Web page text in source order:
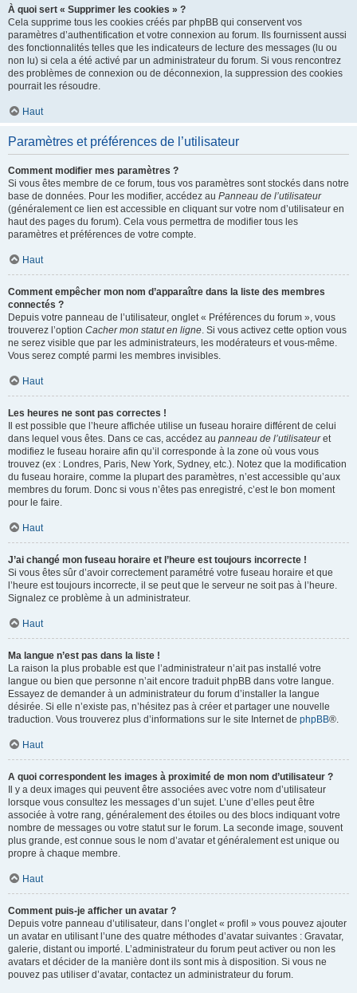
À quoi sert « Supprimer les cookies » ?
Cela supprime tous les cookies créés par phpBB qui conservent vos
paramètres d’authentification et votre connexion au forum. Ils fournissent aussi
des fonctionnalités telles que les indicateurs de lecture des messages (lu ou
non lu) si cela a été activé par un administrateur du forum. Si vous rencontrez
des problèmes de connexion ou de déconnexion, la suppression des cookies
pourrait les résoudre.
Haut
Paramètres et préférences de l’utilisateur
Comment modifier mes paramètres ?
Si vous êtes membre de ce forum, tous vos paramètres sont stockés dans notre
base de données. Pour les modifier, accédez au Panneau de l’utilisateur
(généralement ce lien est accessible en cliquant sur votre nom d’utilisateur en
haut des pages du forum). Cela vous permettra de modifier tous les
paramètres et préférences de votre compte.
Haut
Comment empêcher mon nom d’apparaître dans la liste des membres
connectés ?
Depuis votre panneau de l’utilisateur, onglet « Préférences du forum », vous
trouverez l’option Cacher mon statut en ligne. Si vous activez cette option vous
ne serez visible que par les administrateurs, les modérateurs et vous-même.
Vous serez compté parmi les membres invisibles.
Haut
Les heures ne sont pas correctes !
Il est possible que l’heure affichée utilise un fuseau horaire différent de celui
dans lequel vous êtes. Dans ce cas, accédez au panneau de l’utilisateuret
modifiez le fuseau horaire afin qu’il corresponde à la zone où vous vous
trouvez (ex : Londres, Paris, New York, Sydney, etc.). Notez que la modification
du fuseau horaire, comme la plupart des paramètres, n’est accessible qu’aux
membres du forum. Donc si vous n’êtes pas enregistré, c’est le bon moment
pour le faire.
Haut
J’ai changé mon fuseau horaire et l’heure est toujours incorrecte !
Si vous êtes sûr d’avoir correctement paramétré votre fuseau horaire et que
l’heure est toujours incorrecte, il se peut que le serveur ne soit pas à l’heure.
Signalez ce problème à un administrateur.
Haut
Ma langue n’est pas dans la liste !
La raison la plus probable est que l’administrateur n’ait pas installé votre
langue ou bien que personne n’ait encore traduit phpBB dans votre langue.
Essayez de demander à un administrateur du forum d’installer la langue
désirée. Si elle n’existe pas, n’hésitez pas à créer et partager une nouvelle
traduction. Vous trouverez plus d’informations sur le site Internet de phpBB®.
Haut
A quoi correspondent les images à proximité de mon nom d’utilisateur ?
Il y a deux images qui peuvent être associées avec votre nom d’utilisateur
lorsque vous consultez les messages d’un sujet. L’une d’elles peut être
associée à votre rang, généralement des étoiles ou des blocs indiquant votre
nombre de messages ou votre statut sur le forum. La seconde image, souvent
plus grande, est connue sous le nom d’avatar et généralement est unique ou
propre à chaque membre.
Haut
Comment puis-je afficher un avatar ?
Depuis votre panneau d’utilisateur, dans l’onglet « profil » vous pouvez ajouter
un avatar en utilisant l’une des quatre méthodes d’avatar suivantes : Gravatar,
galerie, distant ou importé. L’administrateur du forum peut activer ou non les
avatars et décider de la manière dont ils sont mis à disposition. Si vous ne
pouvez pas utiliser d’avatar, contactez un administrateur du forum.